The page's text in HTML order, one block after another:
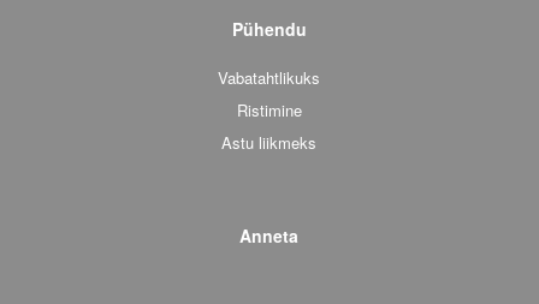
Pühendu
Vabatahtlikuks
Ristimine
Astu liikmeks
Anneta